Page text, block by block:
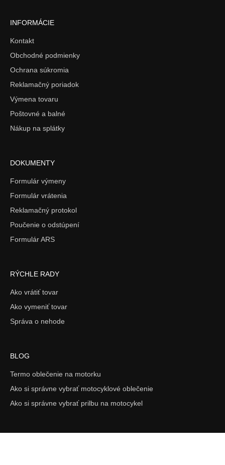
INFORMÁCIE
Kontakt
Obchodné podmienky
Ochrana súkromia
Reklamačný poriadok
Výmena tovaru
Poštovné a balné
Nákup na splátky
DOKUMENTY
Formulár výmeny
Formulár vrátenia
Reklamačný protokol
Poučenie o odstúpení
Formulár ARS
RÝCHLE RADY
Ako vrátiť tovar
Ako vymeniť tovar
Správa o nehode
BLOG
Termo oblečenie na motorku
Ako si správne vybrať motocyklové oblečenie
Ako si správne vybrať prilbu na motocykel